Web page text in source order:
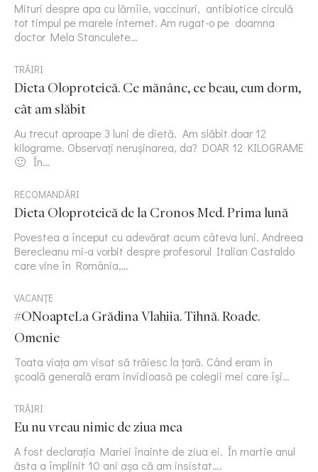
Mituri despre apa cu lămîie, vaccinuri, antibiotice circulă
tot timpul pe marele internet. Am rugat-o pe doamna
doctor Mela Stanculete…
TRĂIRI
Dieta Oloproteică. Ce mănânc, ce beau, cum dorm,
cât am slăbit
Au trecut aproape 3 luni de dietă. Am slăbit doar 12
kilograme. Observați nerușinarea, da? DOAR 12 KILOGRAME
🙂 În…
RECOMANDĂRI
Dieta Oloproteică de la Cronos Med. Prima lună
Povestea a început cu adevărat acum câteva luni. Andreea
Berecleanu mi-a vorbit despre profesorul Italian Castaldo
care vine în România,…
VACANȚE
#ONoapteLa Grădina Vlahiia. Tihnă. Roade.
Omenie
Toata viața am visat să trăiesc la țară. Când eram în
școală generală eram invidioasă pe colegii mei care își…
TRĂIRI
Eu nu vreau nimic de ziua mea
A fost declarația Mariei înainte de ziua ei. În martie anul
ăsta a împlinit 10 ani așa că am insistat….